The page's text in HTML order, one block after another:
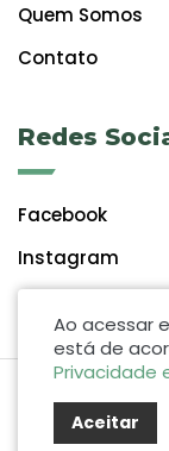
Quem Somos
Contato
Redes
Facebook
Instagram
© 2024 Giro
Ao acessar
está de
Privacidade
Aceitar